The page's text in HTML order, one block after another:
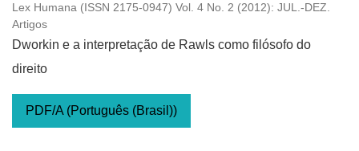
Lex Humana (ISSN 2175-0947) Vol. 4 No. 2 (2012): JUL.-DEZ.
Artigos
Dworkin e a interpretação de Rawls como filósofo do
direito
PDF/A (Português (Brasil))